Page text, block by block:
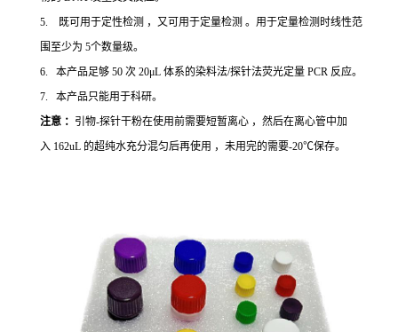
5. 既可用于定性检测 ，又可用于定量检测 。用于定量检测时线性范
围至少为 5个数量级。
6. 本产品足够 50 次 20μL 体系的染料法/探针法荧光定量 PCR 反应。
7. 本产品只能用于科研。
注意 ： 引物-探针干粉在使用前需要短暂离心 ，然后在离心管中加
入 162uL 的超纯水充分混匀后再使用 ，未用完的需要-20℃保存。